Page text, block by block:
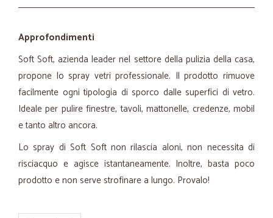
Approfondimenti
Soft Soft, azienda leader nel settore della pulizia della casa,
propone lo spray vetri professionale. Il prodotto rimuove
facilmente ogni tipologia di sporco dalle superfici di vetro.
Ideale per pulire finestre, tavoli, mattonelle, credenze, mobil
e tanto altro ancora.
Lo spray di Soft Soft non rilascia aloni, non necessita di
risciacquo e agisce istantaneamente. Inoltre, basta poco
prodotto e non serve strofinare a lungo. Provalo!